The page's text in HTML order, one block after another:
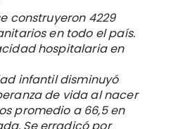
construyeron 4229
en todo el país.
hospitalaria en
infantil disminuyó
de vida al nacer
promedio a 66,5 en
Se erradicó por